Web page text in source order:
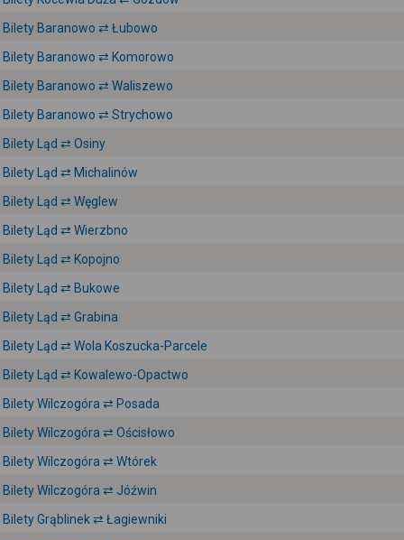
Bilety Baranowo ⇄ Łubowo
Bilety Baranowo ⇄ Komorowo
Bilety Baranowo ⇄ Waliszewo
Bilety Baranowo ⇄ Strychowo
Bilety Ląd ⇄ Osiny
Bilety Ląd ⇄ Michalinów
Bilety Ląd ⇄ Węglew
Bilety Ląd ⇄ Wierzbno
Bilety Ląd ⇄ Kopojno
Bilety Ląd ⇄ Bukowe
Bilety Ląd ⇄ Grabina
Bilety Ląd ⇄ Wola Koszucka-Parcele
Bilety Ląd ⇄ Kowalewo-Opactwo
Bilety Wilczogóra ⇄ Posada
Bilety Wilczogóra ⇄ Ościsłowo
Bilety Wilczogóra ⇄ Wtórek
Bilety Wilczogóra ⇄ Jóźwin
Bilety Grąblinek ⇄ Łagiewniki